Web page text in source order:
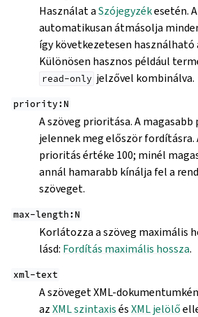
Használat aSzójegyzékesetén.
automatikusan átmásolja
így következetesen használható
Különösen hasznos például
read-only jelzővel kombinálva.
priority:N
A szöveg prioritása. A
jelennek meg először
prioritás értéke 100; minél
annál hamarabb kínálja fel a
szöveget.
max-length:N
Korlátozza a szöveg maximális
lásd: Fordítás maximális hossza.
xml-text
A szöveget XML-
azXML szintaxisésXML jelölő